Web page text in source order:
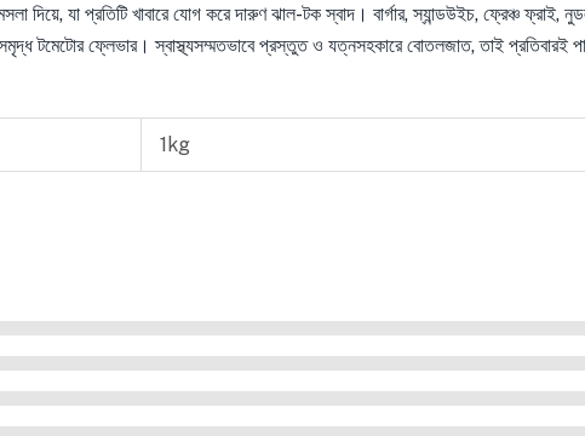
দিয়ে, যা প্রতিটি খাবারে যোগ করে দারুণ ঝাল-টক স্বাদ। বার্গার, স্যান্ডউইচ, ফ্রেঞ্চ ফ্রাই,
টমেটোর ফ্লেভার। স্বাস্থ্যসম্মতভাবে প্রস্তুত ও যত্নসহকারে বোতলজাত, তাই প্রতিবারই
1kg